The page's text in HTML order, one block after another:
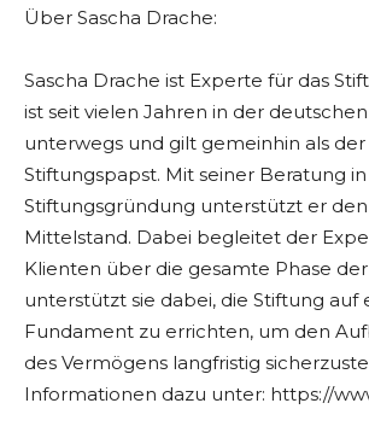
Über Sascha Drache:
Sascha Drache ist Experte für das
ist seit vielen Jahren in der
unterwegs und gilt gemeinhin als
Stiftungspapst. Mit seiner Beratung
Stiftungsgründung unterstützt er
Mittelstand. Dabei begleitet der
Klienten über die gesamte Phase
unterstützt sie dabei, die Stiftung auf
Fundament zu errichten, um den
des Vermögens langfristig
Informationen dazu unter: https://